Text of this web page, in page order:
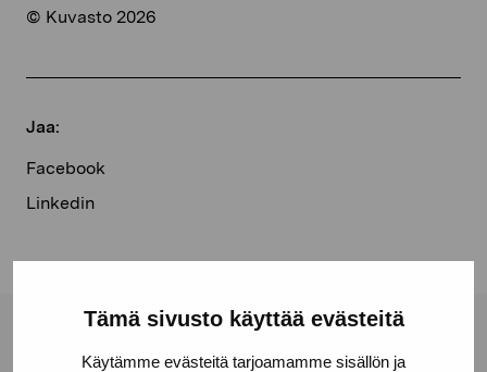
Tämä sivusto käyttää evästeitä
Käytämme evästeitä tarjoamamme sisällön ja
© Kuvasto 2026
Jaa:
Facebook
Linkedin
Pro Artibus -säätiö